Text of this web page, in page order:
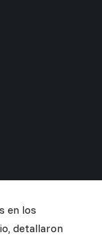
en los
detallaron